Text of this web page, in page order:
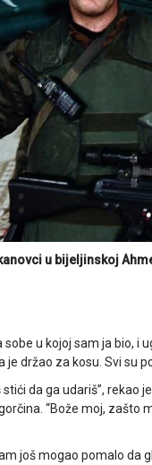
u bijeljinskoj
u kojoj sam ja bio, i
držao za kosu. Svi su
da ga udariš”, rekao
“Bože moj, zašto
još mogao pomalo da